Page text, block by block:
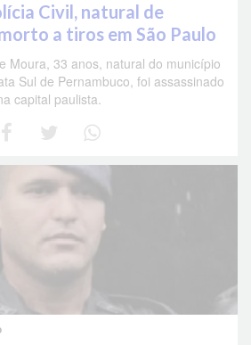
Civil, natural de
a tiros em São Paulo
Moura, 33 anos, natural do município
Sul de Pernambuco, foi assassinado
capital paulista.